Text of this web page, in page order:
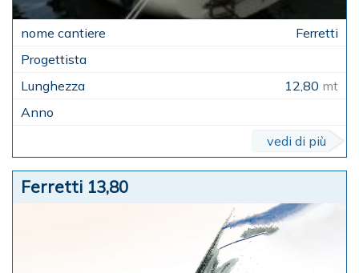
Ferretti
12,80 mt
vedi di più
Ferretti 13,80